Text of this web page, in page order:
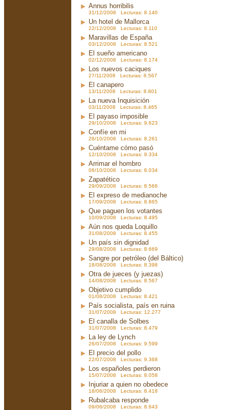
Annus horribilis
31/12/2008 Lecturas: 8.140
Un hotel de Mallorca
22/12/2008 Lecturas: 8.110
Maravillas de España
03/12/2008 Lecturas: 8.521
El sueño americano
02/12/2008 Lecturas: 8.174
Los nuevos caciques
27/11/2008 Lecturas: 8.567
El canapero
13/11/2008 Lecturas: 8.801
La nueva Inquisición
03/11/2008 Lecturas: 8.465
El payaso imposible
29/10/2008 Lecturas: 9.623
Confíe en mi
26/10/2008 Lecturas: 8.261
Cuéntame cómo pasó
12/10/2008 Lecturas: 9.334
Arrimar el hombro
06/10/2008 Lecturas: 8.034
Zapatético
29/09/2008 Lecturas: 8.566
El expreso de medianoche
17/09/2008 Lecturas: 8.865
Que paguen los votantes
10/09/2008 Lecturas: 8.495
Aún nos queda Loquillo
31/08/2008 Lecturas: 8.455
Un país sin dignidad
29/08/2008 Lecturas: 8.669
Sangre por petróleo (del Báltico)
18/08/2008 Lecturas: 8.398
Otra de jueces (y juezas)
14/08/2008 Lecturas: 8.567
Objetivo cumplido
01/08/2008 Lecturas: 8.421
País socialista, país en ruina
31/07/2008 Lecturas: 12.277
El canalla de Solbes
31/07/2008 Lecturas: 8.479
La ley de Lynch
26/07/2008 Lecturas: 9.599
El precio del pollo
22/07/2008 Lecturas: 9.368
Los españoles perdieron
15/07/2008 Lecturas: 8.058
Injuriar a quien no obedece
18/06/2008 Lecturas: 8.418
Rubalcaba responde
09/06/2008 Lecturas: 8.643